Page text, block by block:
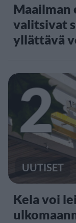
Maailman
valitsivat
yllättävä
2
UUTISET
Kela voi